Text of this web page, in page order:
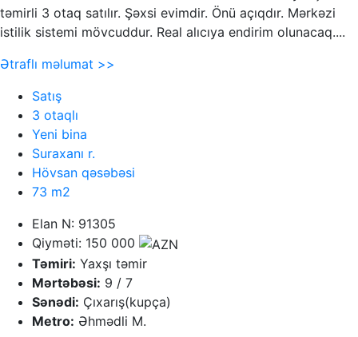
təmirli 3 otaq satılır. Şəxsi evimdir. Önü açıqdır. Mərkəzi
istilik sistemi mövcuddur. Real alıcıya endirim olunacaq....
Ətraflı məlumat >>
Satış
3 otaqlı
Yeni bina
Suraxanı r.
Hövsan qəsəbəsi
73 m2
Elan N: 91305
Qiyməti: 150 000
Təmiri: Yaxşı təmir
Mərtəbəsi: 9 / 7
Sənədi: Çıxarış(kupça)
Metro: Əhmədli M.